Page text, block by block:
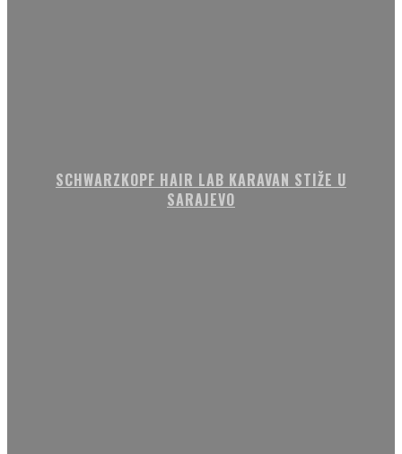
SCHWARZKOPF HAIR LAB KARAVAN STIŽE U
SARAJEVO